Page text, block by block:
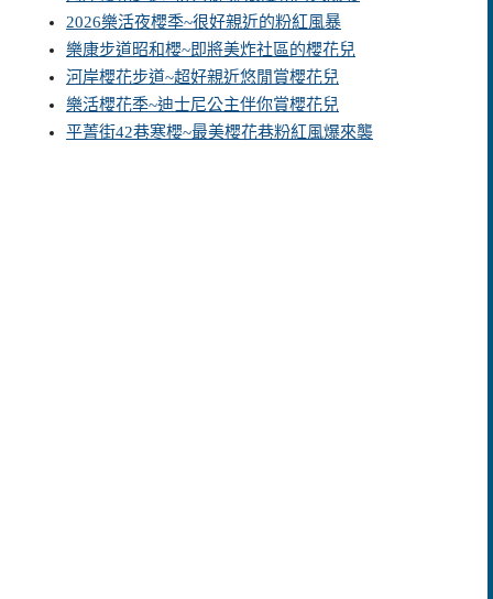
2026樂活夜櫻季~很好親近的粉紅風暴
樂康步道昭和櫻~即將美炸社區的櫻花兒
河岸櫻花步道~超好親近悠閒賞櫻花兒
樂活櫻花季~迪士尼公主伴你賞櫻花兒
平菁街42巷寒櫻~最美櫻花巷粉紅風爆來襲